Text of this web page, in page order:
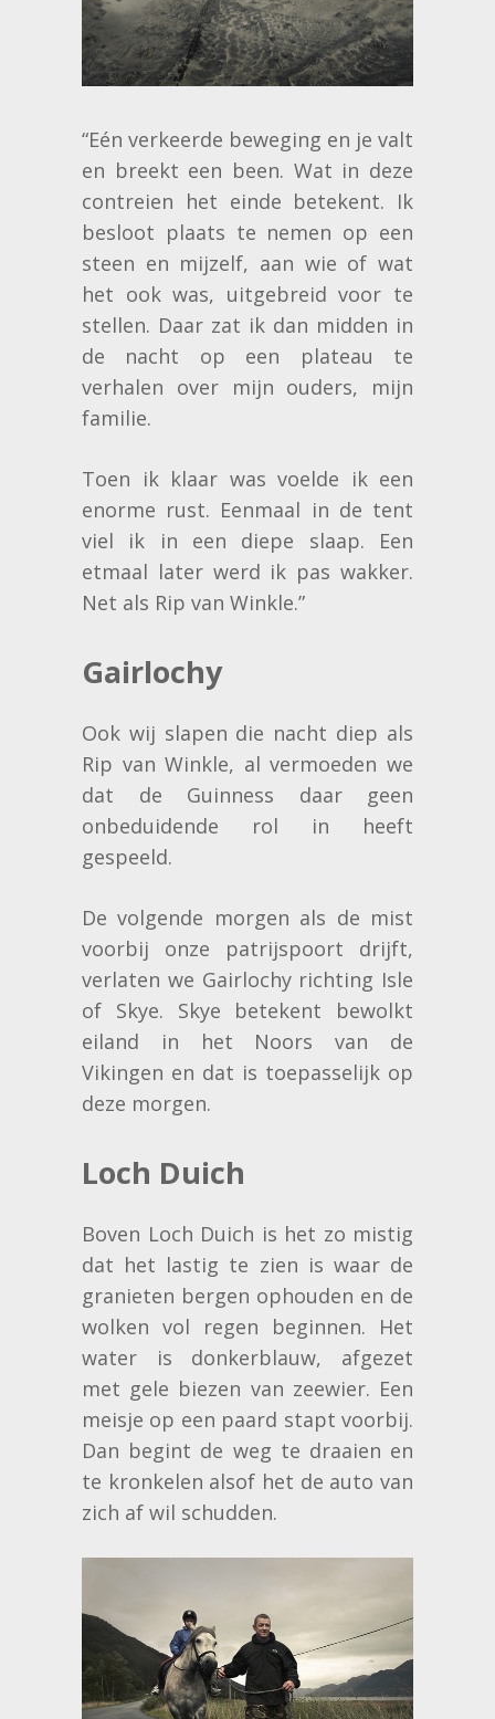
“Eén verkeerde beweging en je valt
en breekt een been. Wat in deze
contreien het einde betekent. Ik
besloot plaats te nemen op een
steen en mijzelf, aan wie of wat
het ook was, uitgebreid voor te
stellen. Daar zat ik dan midden in
de nacht op een plateau te
verhalen over mijn ouders, mijn
familie.
Toen ik klaar was voelde ik een
enorme rust. Eenmaal in de tent
viel ik in een diepe slaap. Een
etmaal later werd ik pas wakker.
Net als Rip van Winkle.”
Gairlochy
Ook wij slapen die nacht diep als
Rip van Winkle, al vermoeden we
dat de Guinness daar geen
onbeduidende rol in heeft
gespeeld.
De volgende morgen als de mist
voorbij onze patrijspoort drijft,
verlaten we Gairlochy richting Isle
of Skye. Skye betekent bewolkt
eiland in het Noors van de
Vikingen en dat is toepasselijk op
deze morgen.
Loch Duich
Boven Loch Duich is het zo mistig
dat het lastig te zien is waar de
granieten bergen ophouden en de
wolken vol regen beginnen. Het
water is donkerblauw, afgezet
met gele biezen van zeewier. Een
meisje op een paard stapt voorbij.
Dan begint de weg te draaien en
te kronkelen alsof het de auto van
zich af wil schudden.